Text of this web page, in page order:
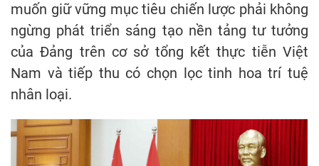
muốn giữ vững mục tiêu chiến lược phải không
ngừng phát triển sáng tạo nền tảng tư tưởng
của Đảng trên cơ sở tổng kết thực tiễn Việt
Nam và tiếp thu có chọn lọc tinh hoa trí tuệ
nhân loại.